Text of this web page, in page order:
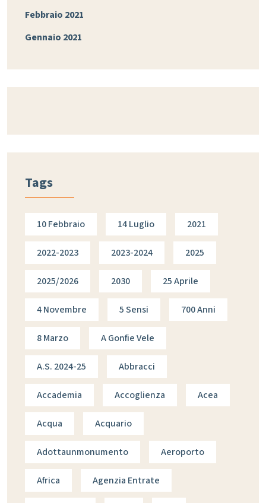
Febbraio 2021
Gennaio 2021
Tags
10 Febbraio 14 Luglio 2021
2022-2023 2023-2024 2025
2025/2026 2030 25 Aprile
4 Novembre 5 Sensi 700 Anni
8 Marzo A Gonfie Vele
A.s. 2024-25 Abbracci
Accademia Accoglienza Acea
Acqua Acquario
Adottaunmonumento Aeroporto
Africa Agenzia Entrate